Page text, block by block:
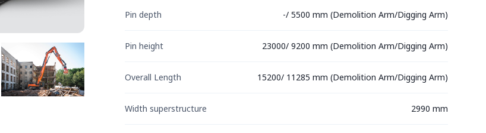
Pin depth -/ 5500 mm (Demolition Arm/Digging Arm)
Pin height 23000/ 9200 mm (Demolition Arm/Digging Arm)
Overall Length 15200/ 11285 mm (Demolition Arm/Digging Arm)
Width superstructure 2990 mm